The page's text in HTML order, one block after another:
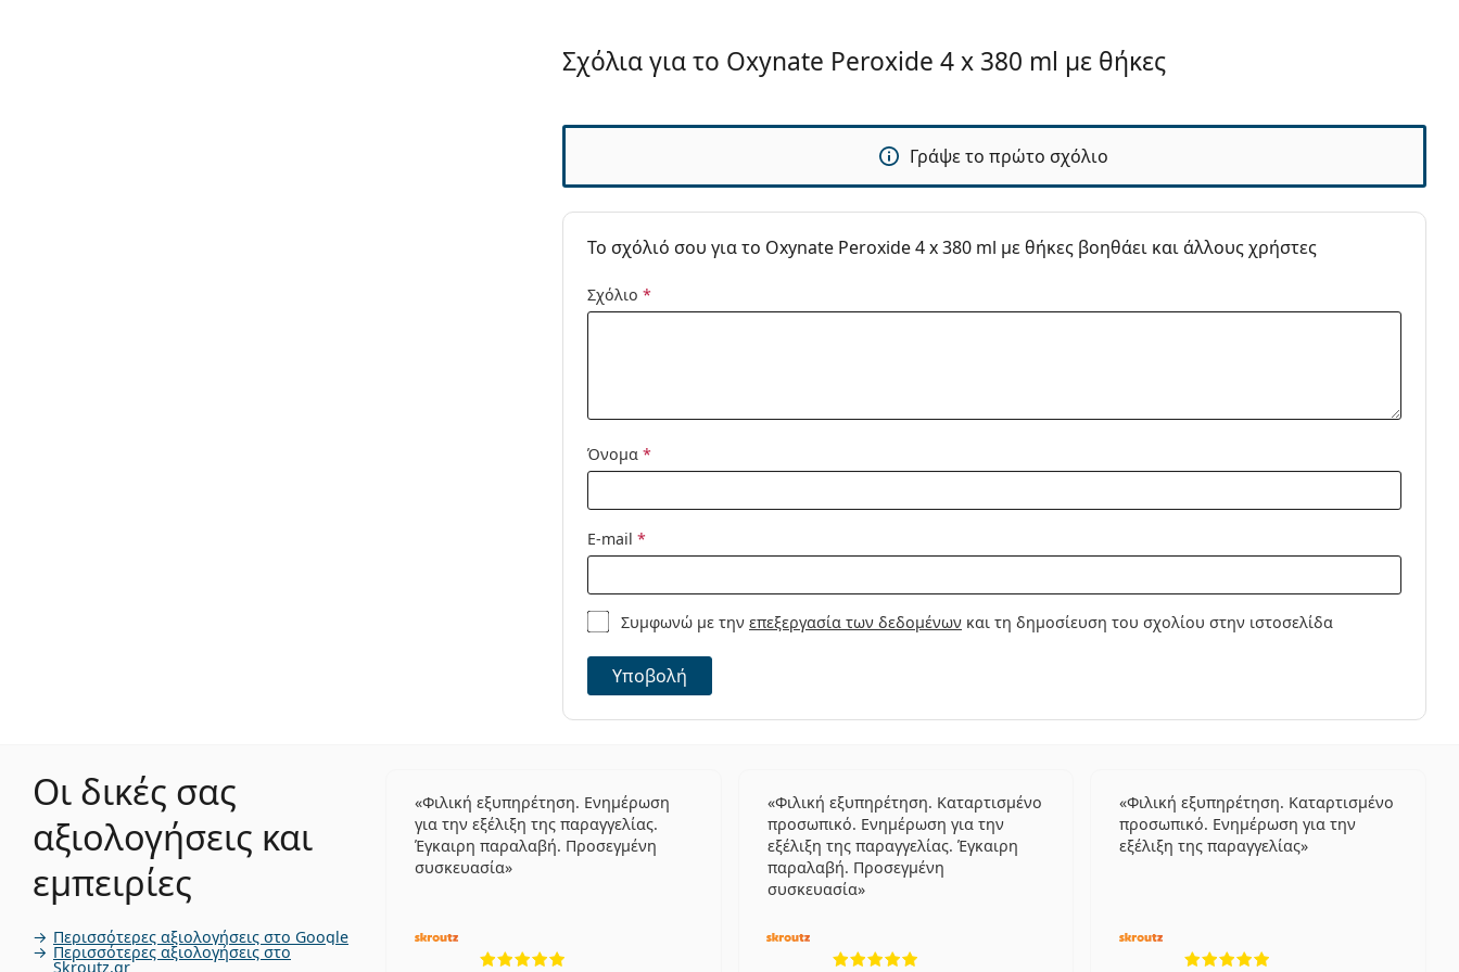
Θήκες σε μια συσκευασία:
1
Αξεσουάρ Φακών Επαφής
Σχόλια για το Oxynate Peroxide 4 x 380 ml με θήκες
Γράψε το πρώτο σχόλιο
To σχόλιό σου για το Oxynate Peroxide 4 x 380 ml με θήκες βοηθάει και άλλους χρήστες
Σχόλιο *
Όνομα *
E-mail *
Συμφωνώ με τηνεπεξεργασία των δεδομένων και τη δημοσίευση του σχολίου στην ιστοσελίδα
Υποβολή
Οι δικές σας
αξιολογήσεις και
εμπειρίες
Περισσότερες αξιολογήσεις στο Google
Περισσότερες αξιολογήσεις στο
Skroutz.gr
Φιλική εξυπηρέτηση. Ενημέρωση
για την εξέλιξη της παραγγελίας.
Έγκαιρη παραλαβή. Προσεγμένη
συσκευασία
Φιλική εξυπηρέτηση. Καταρτισμένο
προσωπικό. Ενημέρωση για την
εξέλιξη της παραγγελίας. Έγκαιρη
παραλαβή. Προσεγμένη
συσκευασία
Φιλική εξυπηρέτηση. Καταρτισμένο
προσωπικό. Ενημέρωση για την
εξέλιξη της παραγγελίας